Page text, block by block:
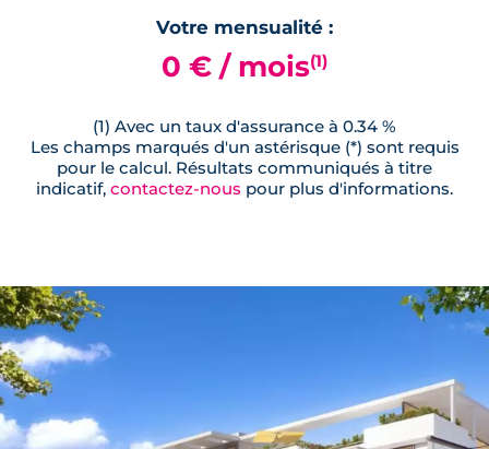
Votre mensualité :
0 € / mois(1)
(1) Avec un taux d'assurance à 0.34 %
Les champs marqués d'un astérisque (*) sont requis
pour le calcul. Résultats communiqués à titre
indicatif, contactez-nous pour plus d'informations.